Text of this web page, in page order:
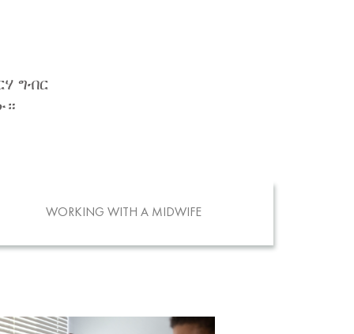
ግብር
WORKING WITH A MIDWIFE